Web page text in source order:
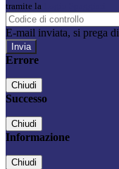
tramite la
E-mail inviata, si prega
Errore
Chiudi
Successo
Chiudi
Informazione
Chiudi